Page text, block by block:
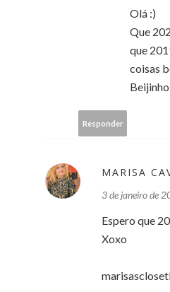
Olá :)
Que
que
coisas
Beijinho
Responder
MARISA
3 de janeiro de
Espero que
Xoxo